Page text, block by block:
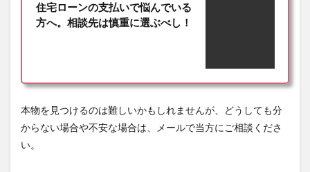
住宅ローンの支払いで悩んでいる
方へ。相談先は慎重に選ぶべし！
本物を見つけるのは難しいかもしれませんが、どうしても分
からない場合や不安な場合は、メールで当方にご相談くださ
い。